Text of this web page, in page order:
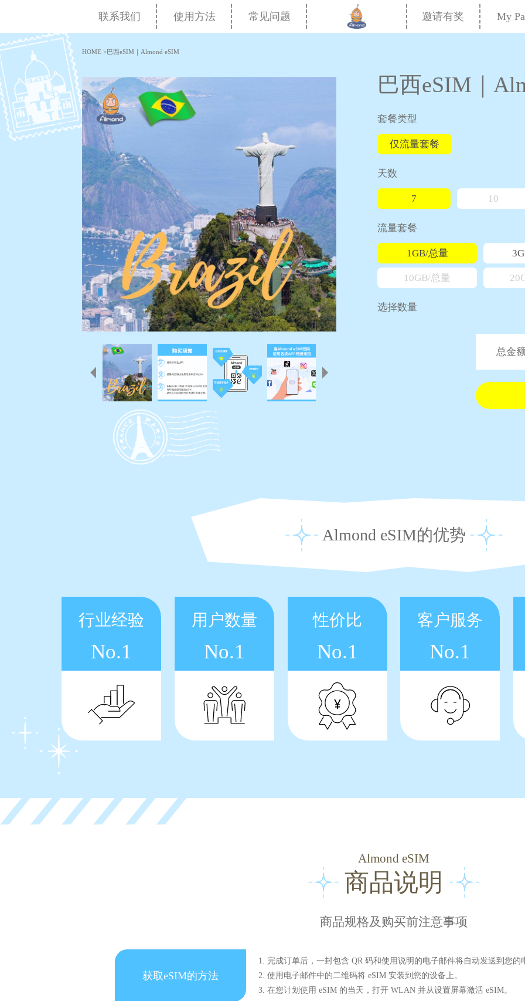
联系我们 使用方法 常见问题 邀请有奖 My
HOME >巴西eSIM｜Almond eSIM
巴西eSIM｜
套餐类型
仅流量套餐
天数
7 10
流量套餐
1GB/总量
10GB/总量
选择数量
总金
Almond eSIM的优势
行业经验
No.1
用户数量
No.1
性价比
No.1
客户服务
No.1
Almond eSIM
商品说明
商品规格及购买前注意事项
获取eSIM的方法
1. 完成订单后，一封包含 QR 码和使用说明的电子邮件将自动发送到您的
2. 使用电子邮件中的二维码将 eSIM 安装到您的设备上。
3. 在您计划使用 eSIM 的当天，打开 WLAN 并从设置屏幕激活 eSIM。